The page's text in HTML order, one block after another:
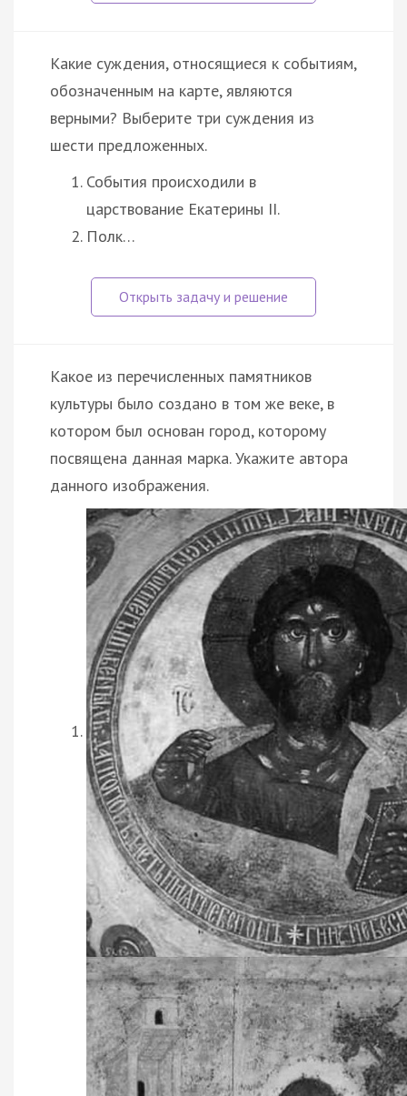
Какие суждения, относящиеся к событиям,
обозначенным на карте, являются
верными? Выберите три суждения из
шести предложенных.
События происходили в
царствование Екатерины II.
Полк…
Какое из перечисленных памятников
культуры было создано в том же веке, в
котором был основан город, которому
посвящена данная марка. Укажите автора
данного изображения.